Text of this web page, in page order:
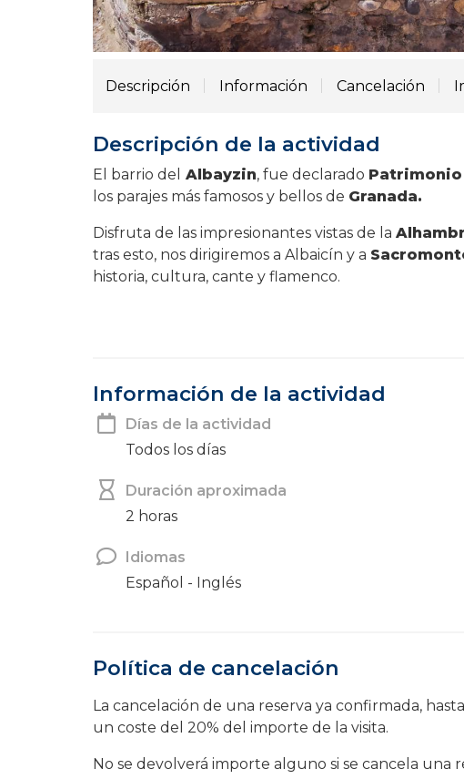
Descripción Información Cancelación
Descripción de la actividad
El barrio del Albayzin, fue declarado Patrimonio
los parajes más famosos y bellos de Granada.
Disfruta de las impresionantes vistas de la
tras esto, nos dirigiremos a Albaicín y a
historia, cultura, cante y flamenco.
Información de la actividad
Días de la actividad
Todos los días
Duración aproximada
2 horas
Idiomas
Español - Inglés
Política de cancelación
La cancelación de una reserva ya confirmada,
un coste del 20% del importe de la visita.
No se devolverá importe alguno si se cancela una